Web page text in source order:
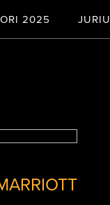
2025 JURIU